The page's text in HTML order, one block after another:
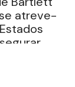
atreve-